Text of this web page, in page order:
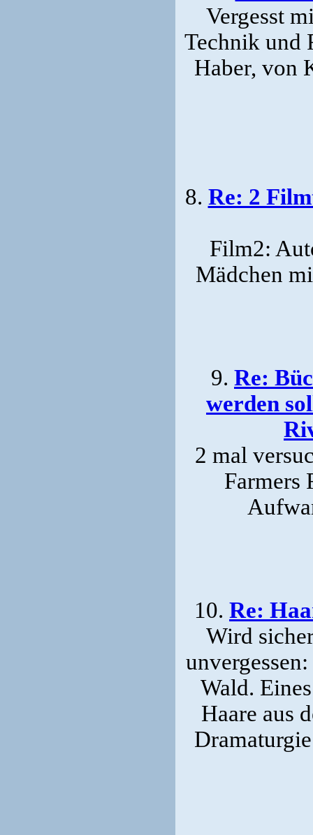
Vergesst
Technik und
Haber, von
8. Re: 2
Film2:
Mädchen
9. Re:
werden
2 mal
Farmers
10. Re:
Wird
Wald.
Haare aus